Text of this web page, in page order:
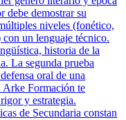
debe demostrar su
niveles (fonético,
un lenguaje técnico.
historia de la
La segunda prueba
oral de una
Arke Formación te
y estrategia.
de Secundaria constan